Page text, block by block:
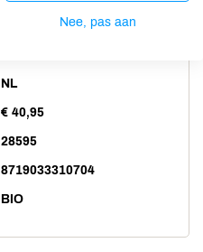
NL
€ 40,95
28595
8719033310704
BIO
Nee, pas aan